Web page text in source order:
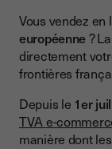
différence ?
TVA classique
TVA
La TVA en
Les notions
Vous vendez
européenne? La
directement
frontières
Depuis le 1er
TVA e-
manière dont